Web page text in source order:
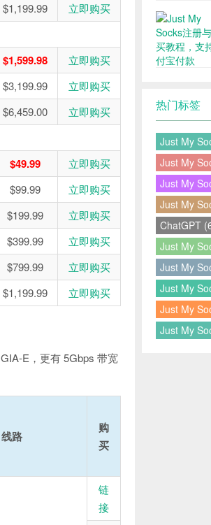
$1,199.99 立即购买
$1,599.98
立即购买
$3,199.99
立即购买
$6,459.00 立即购买
$49.99
立即购买
$99.99
立即购买
$199.99
立即购买
$399.99
立即购买
$799.99
立即购买
$1,199.99 立即购买
E，更有 5Gbps 带宽
线路
购
买
链
接
热门标签
Just My
Just My
Just My
Just My
ChatGPT
Just My
Just My
Just My
Just My
Just My